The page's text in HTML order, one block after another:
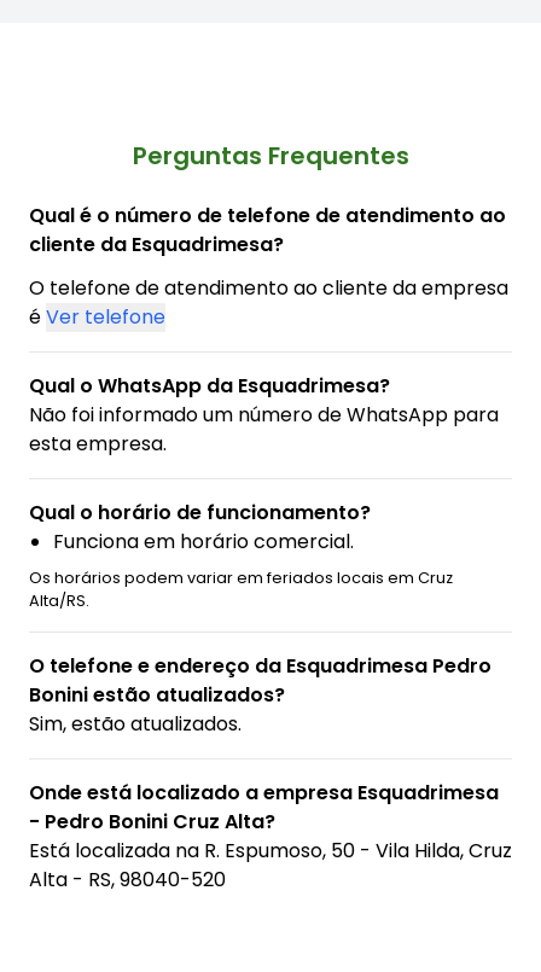
Perguntas Frequentes
Qual é o número de telefone de atendimento ao
cliente da Esquadrimesa?
O telefone de atendimento ao cliente da empresa
éVer telefone
Qual o WhatsApp da Esquadrimesa?
Não foi informado um número de WhatsApp para
esta empresa.
Qual o horário de funcionamento?
Funciona em horário comercial.
Os horários podem variar em feriados locais em Cruz
Alta/RS.
O telefone e endereço da Esquadrimesa Pedro
Bonini estão atualizados?
Sim, estão atualizados.
Onde está localizado a empresa Esquadrimesa
- Pedro Bonini Cruz Alta?
Está localizada na R. Espumoso, 50 - Vila Hilda, Cruz
Alta - RS, 98040-520